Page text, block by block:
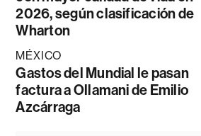
2026, según clasificación de
Wharton
MÉXICO
Gastos del Mundial le pasan
factura a Ollamani de Emilio
Azcárraga